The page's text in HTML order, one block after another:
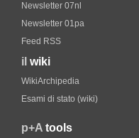
Newsletter 07nl
Newsletter 01pa
Feed RSS
il wiki
WikiArchipedia
Esami di stato (wiki)
p+A tools